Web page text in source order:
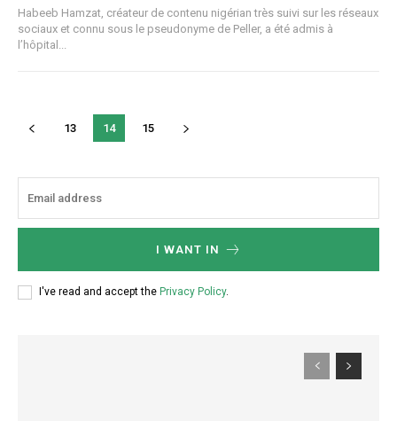
Habeeb Hamzat, créateur de contenu nigérian très suivi sur les réseaux
sociaux et connu sous le pseudonyme de Peller, a été admis à
l’hôpital...
13 14 15
I WANT IN
I've read and accept the Privacy Policy.